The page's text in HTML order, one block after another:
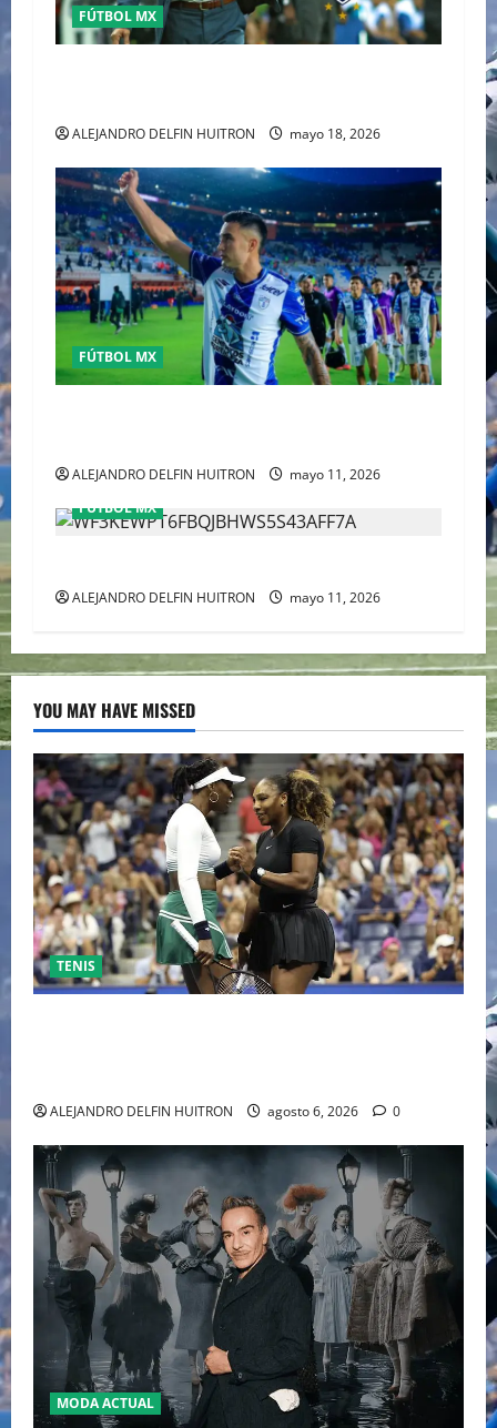
FÚTBOL MX
ALEJANDRO DELFIN HUITRON mayo 18, 2026
FÚTBOL MX
ALEJANDRO DELFIN HUITRON
mayo 11, 2026
FÚTBOL MX
ALEJANDRO DELFIN HUITRON mayo 11, 2026
YOU MAY HAVE MISSED
TENIS
ALEJANDRO DELFIN HUITRON agosto 6, 2026 0
MODA ACTUAL